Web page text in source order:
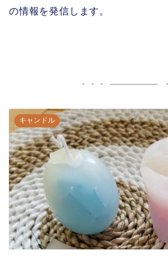
の情報を発信します。
キャンドル